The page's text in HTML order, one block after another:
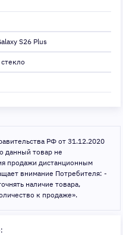
S26 Plus
РФ от 31.12.2020
данный товар не
продажи дистанционным
внимание Потребителя: -
наличие товара,
к продаже».